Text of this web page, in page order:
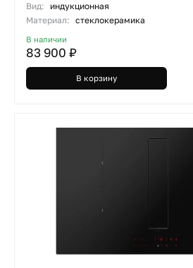
Вид:
индукционная
Материал: стеклокерамика
В наличии
83 900 ₽
В корзину